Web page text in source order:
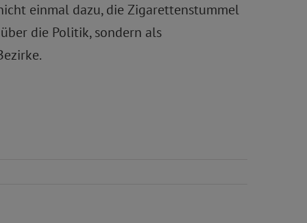
einmal dazu, die Zigarettenstummel
die Politik, sondern als